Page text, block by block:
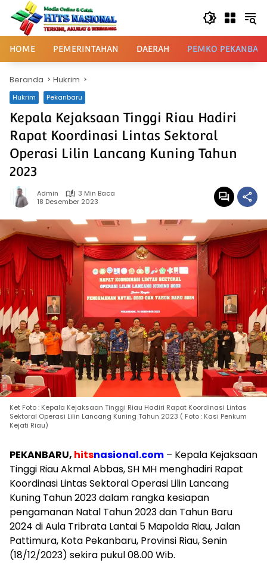
Langsung
konten
HOME PEMERINTAHAN DAERAH PEMKO
Beranda Hukrim
Hukrim Pekanbaru
Kepala Kejaksaan Tinggi Riau Hadiri
Rapat Koordinasi Lintas Sektoral
Operasi Lilin Lancang Kuning Tahun
2023
Admin
3 Min Baca
18 Desember 2023
Ket Foto : Kepala Kejaksaan Tinggi Riau Hadiri Rapat Koordinasi Lintas
Sektoral Operasi Lilin Lancang Kuning Tahun 2023 ( Foto : Kasi Penkum
Kejati Riau)
PEKANBARU, hitsnasional.com – Kepala Kejaksaan
Tinggi Riau Akmal Abbas, SH MH menghadiri Rapat
Koordinasi Lintas Sektoral Operasi Lilin Lancang
Kuning Tahun 2023 dalam rangka kesiapan
pengamanan Natal Tahun 2023 dan Tahun Baru
2024 di Aula Tribrata Lantai 5 Mapolda Riau, Jalan
Pattimura, Kota Pekanbaru, Provinsi Riau, Senin
(18/12/2023) sekira pukul 08.00 Wib.